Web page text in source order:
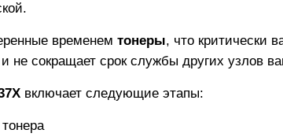
временем тонеры, что критически
и не сокращает срок службы других узлов
включает следующие этапы: